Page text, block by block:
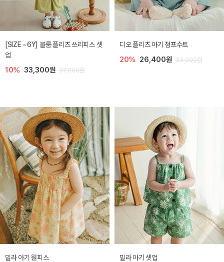
[SIZE ~6Y] 블룸 플리츠 쓰리피스 셋
업
10% 33,300원 37,000원
디오 플리츠 아기 점프수트
20% 26,400원 33,000원
밀라 아기 원피스 밀라 아기 셋업